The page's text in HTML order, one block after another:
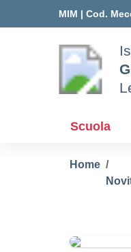
MIM | Cod.
Scuola
Home